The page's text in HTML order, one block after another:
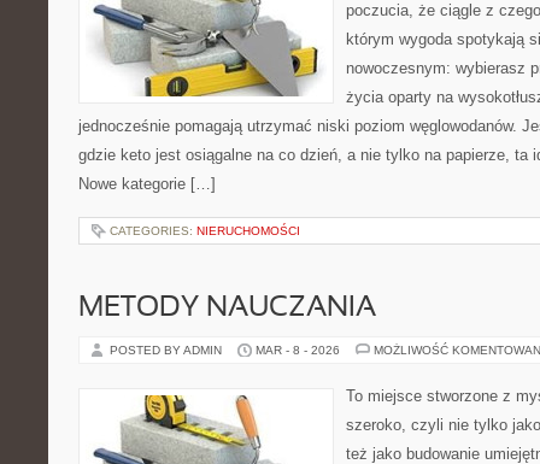
poczucia, że ciągle z
którym wygoda spotykają
nowoczesnym: wybierasz
życia oparty na
jednocześnie pomagają utrzymać niski poziom węglowodanów.
gdzie keto jest osiągalne na co dzień, a nie tylko na papierze, ta
Nowe kategorie […]
CATEGORIES: NIERUCHOMOŚCI
METODY NAUCZANIA
POSTED BY ADMIN MAR - 8 - 2026 MOŻLIWOŚĆ
To miejsce stworzone z
szeroko, czyli nie tylko
też jako budowanie